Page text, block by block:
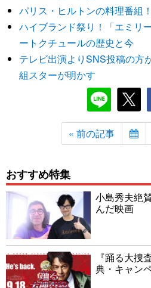
パリス・ヒルトンの料理番組
ハイブランド祭り！「エミリ
ートクチュールの歴史と今
テレビ出演よりSNS投稿の
組スターが明かす
« 前の記事
おすすめ特集
小島秀夫絶
んだ映画
『踊る大捜
典・キャン